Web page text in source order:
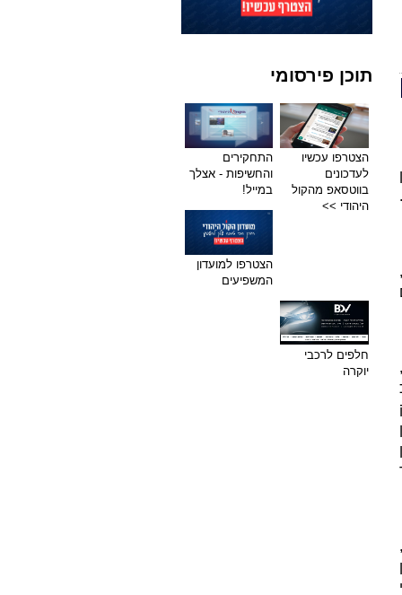
תוכן פירסומי
הצטרפו עכשיו
לעדכונים
בווטסאפ מהקול
היהודי >>
התחקירים
והחשיפות - אצלך
במייל!
הצטרפו למועדון
המשפיעים
חלפים לרכבי
יוקרה